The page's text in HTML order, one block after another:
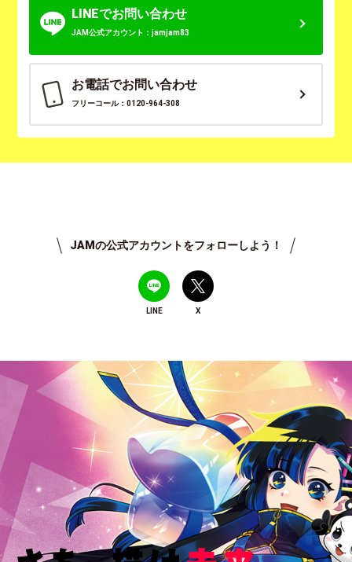
LINEでお問い合わせ
JAM公式アカウント：jamjam83
お電話でお問い合わせ
フリーコール：0120-964-308
JAMの公式アカウントをフォローしよう！
LINE X